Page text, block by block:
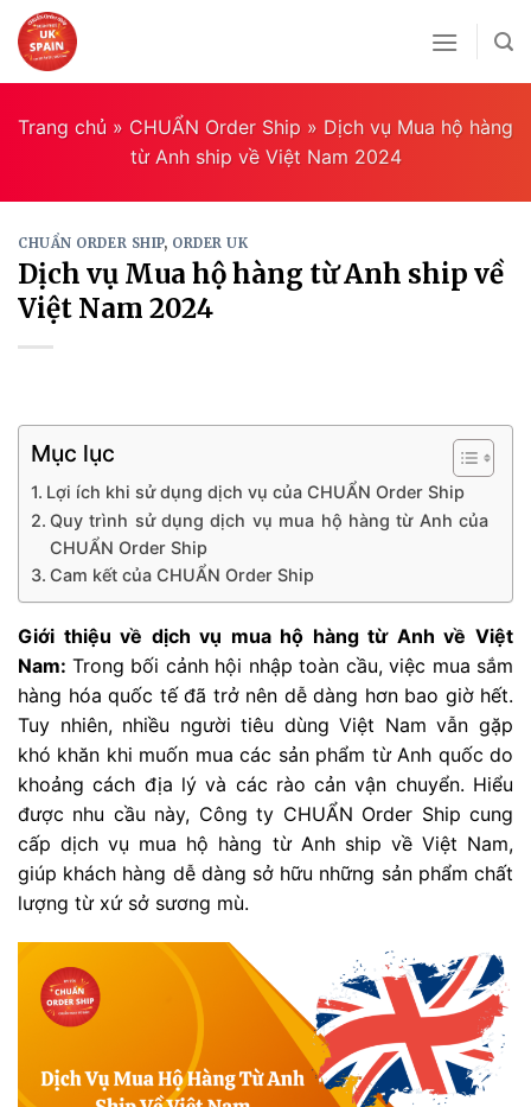
Skip
to
content
Trang chủ » CHUẨN Order Ship » Dịch vụ Mua hộ hàng
từ Anh ship về Việt Nam 2024
CHUẨN ORDER SHIP, ORDER UK
Dịch vụ Mua hộ hàng từ Anh ship về
Việt Nam 2024
Mục lục
Lợi ích khi sử dụng dịch vụ của CHUẨN Order Ship
Quy trình sử dụng dịch vụ mua hộ hàng từ Anh của
CHUẨN Order Ship
Cam kết của CHUẨN Order Ship
Giới thiệu về dịch vụ mua hộ hàng từ Anh về Việt
Nam: Trong bối cảnh hội nhập toàn cầu, việc mua sắm
hàng hóa quốc tế đã trở nên dễ dàng hơn bao giờ hết.
Tuy nhiên, nhiều người tiêu dùng Việt Nam vẫn gặp
khó khăn khi muốn mua các sản phẩm từ Anh quốc do
khoảng cách địa lý và các rào cản vận chuyển. Hiểu
được nhu cầu này, Công ty CHUẨN Order Ship cung
cấp dịch vụ mua hộ hàng từ Anh ship về Việt Nam,
giúp khách hàng dễ dàng sở hữu những sản phẩm chất
lượng từ xứ sở sương mù.